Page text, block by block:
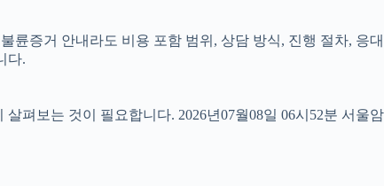
륜증거 안내라도 비용 포함 범위, 상담 방식, 진행 절차, 응대
다.
펴보는 것이 필요합니다. 2026년07월08일 06시52분 서울암